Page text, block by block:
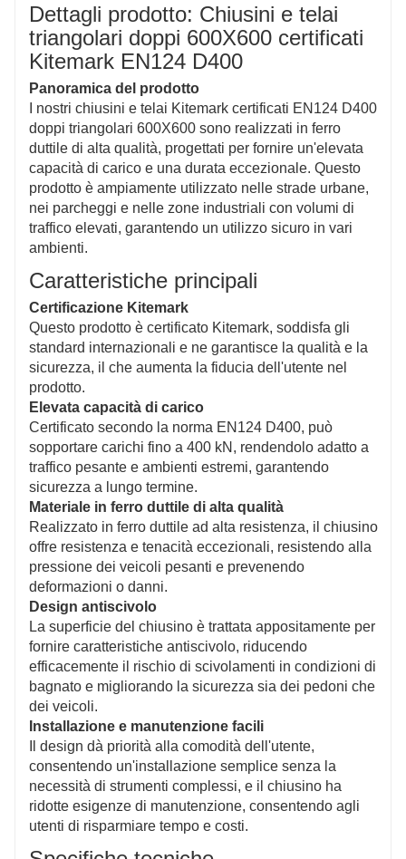
Design antiscivolo
La superficie del chiusino è trattata appositamente per
fornire caratteristiche antiscivolo, riducendo
efficacemente il rischio di scivolamenti in condizioni
di bagnato e migliorando la sicurezza sia dei pedoni
che dei veicoli.
Installazione e manutenzione facili
Progettato per comodità, il processo di installazione è
semplice e non richiede strumenti complessi, e il
chiusino ha ridotte esigenze di manutenzione,
consentendo agli utenti di risparmiare tempo e costi.
Design diversificato
Il design a doppio triangolo non solo migliora la
resistenza strutturale ma fornisce anche un migliore
drenaggio, rendendolo adatto a vari ambienti
applicativi, comprese strade urbane e strutture
industriali.
Materiali ecologici
Costruito utilizzando materiali e processi di fusione
rispettosi dell'ambiente, si allinea ai principi di
sviluppo sostenibile, riducendo al minimo l'impatto
ambientale durante l'uso e lo smaltimento.
Appello estetico
Il design moderno trova un equilibrio tra funzionalità
ed estetica, permettendogli di fondersi
armoniosamente con gli ambienti urbani, migliorando
l'effetto visivo complessivo.
Servizi personalizzati
Sono disponibili opzioni di personalizzazione in base
alle esigenze del cliente, tra cui dimensioni, forma e
trattamento superficiale, per soddisfare esigenze
specifiche del progetto.
Dettagli prodotto: Chiusini e telai
triangolari doppi 600X600 certificati
Kitemark EN124 D400
Panoramica del prodotto
I nostri chiusini e telai Kitemark certificati EN124 D400
doppi triangolari 600X600 sono realizzati in ferro
duttile di alta qualità, progettati per fornire un'elevata
capacità di carico e una durata eccezionale. Questo
prodotto è ampiamente utilizzato nelle strade urbane,
nei parcheggi e nelle zone industriali con volumi di
traffico elevati, garantendo un utilizzo sicuro in vari
ambienti.
Caratteristiche principali
Certificazione Kitemark
Questo prodotto è certificato Kitemark, soddisfa gli
standard internazionali e ne garantisce la qualità e la
sicurezza, il che aumenta la fiducia dell'utente nel
prodotto.
Elevata capacità di carico
Certificato secondo la norma EN124 D400, può
sopportare carichi fino a 400 kN, rendendolo adatto a
traffico pesante e ambienti estremi, garantendo
sicurezza a lungo termine.
Materiale in ferro duttile di alta qualità
Realizzato in ferro duttile ad alta resistenza, il chiusino
offre resistenza e tenacità eccezionali, resistendo alla
pressione dei veicoli pesanti e prevenendo
deformazioni o danni.
Design antiscivolo
La superficie del chiusino è trattata appositamente per
fornire caratteristiche antiscivolo, riducendo
efficacemente il rischio di scivolamenti in condizioni di
bagnato e migliorando la sicurezza sia dei pedoni che
dei veicoli.
Installazione e manutenzione facili
Il design dà priorità alla comodità dell'utente,
consentendo un'installazione semplice senza la
necessità di strumenti complessi, e il chiusino ha
ridotte esigenze di manutenzione, consentendo agli
utenti di risparmiare tempo e costi.